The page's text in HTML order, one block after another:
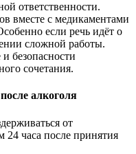
ответственности.
вместе с медикаментами
если речь идёт о
сложной работы.
безопасности
сочетания.
алкоголя
от
часа после принятия